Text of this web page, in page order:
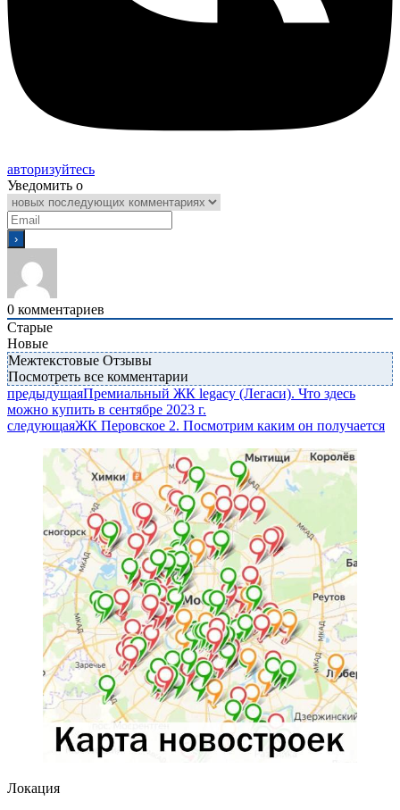
авторизуйтесь
Уведомить о
0 комментариев
Старые
Новые
Межтекстовые Отзывы
Посмотреть все комментарии
предыдущаяПремиальный ЖК legacy (Легаси). Что здесь
можно купить в сентябре 2023 г.
следующаяЖК Перовское 2. Посмотрим каким он получается
Локация